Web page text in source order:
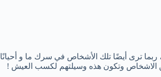
ربما ترى أيضًا تلك الأشخاص في سرك ما و أحيانًا
الاشخاص وتكون هذه وسيلتهم لكسب العيش !